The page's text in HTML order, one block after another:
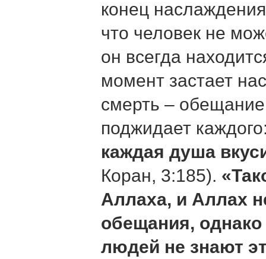
конец
что человек не
он всегда
момент застает
смерть –
поджидает
каждая душа
Коран, 3:185).
Аллаха, и Аллах
обещания,
людей не знают